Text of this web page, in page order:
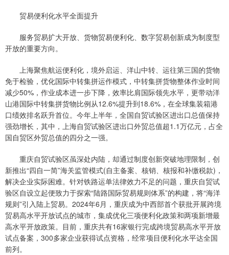
贸易便利化水平全面提升
服务贸易扩大开放、货物贸易便利化、数字贸易创新成为制度型
开放的重要方向。
上海聚焦航运便利化，境外启运、洋山中转、运往第三国的货物
免于检验，优化国际中转集拼运作模式，中转集拼货物整体作业时间
减少50%，作业成本进一步下降，效率比肩国际领先水平，更带动洋
山港国际中转集拼货物比例从12.6%提升到18.6%，在全球集装箱港
口绩效排名跃升首位。今年上半年，全国自贸试验区进出口总值保持
强劲增长，其中，上海自贸试验区进出口外贸总值超1.1万亿元，占全
国自贸区外贸总值的四分之一强。
重庆自贸试验区虽深处内陆，却通过制度创新突破地理限制，创
新推出“四自一简”海关监管模式(自主备案、核销、核报和补缴税款)，
解决企业实际困难。针对铁路运单法律效力不足的问题，重庆自贸试
验区自设立起便致力于探索“陆路国际贸易规则体系”的构建，将“海洋
规则”引入陆上贸易。2024年6月，重庆成为中西部首个获批开展跨境
贸易高水平开放试点的城市，集成优化三项便利化政策和两项新增最
高水平开放政策。目前，重庆共有16家银行完成跨境贸易高水平开放
试点备案，300多家企业获得试点资格，经常项目便利化水平达全国
前列。